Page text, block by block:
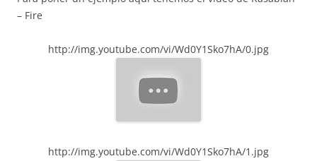
– Fire
http://img.youtube.com/vi/Wd0Y1Sko7hA/0.jpg
http://img.youtube.com/vi/Wd0Y1Sko7hA/1.jpg